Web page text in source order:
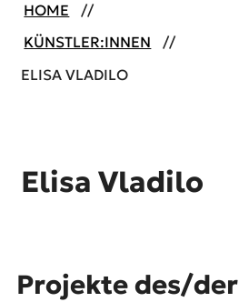
HOME
KÜNSTLER:INNEN
ELISA VLADILO
Elisa Vladilo
Projekte des/der